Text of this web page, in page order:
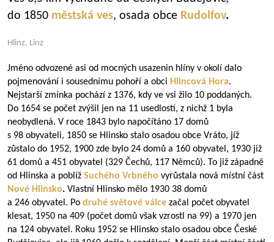
do 1850 městská ves, osada obce Rudolfov.
Hlinz, Linz
Jméno odvozené asi od mocných usazenin hlíny v okolí dalo
pojmenování i sousednímu pohoří a obci Hlincová Hora.
Nejstarší zmínka pochází z 1376, kdy ve vsi žilo 10 poddaných.
Do 1654 se počet zvýšil jen na 11 usedlostí, z nichž 1 byla
neobydlená. V roce 1843 bylo napočítáno 17 domů
s 98 obyvateli, 1850 se Hlinsko stalo osadou obce Vráto, jíž
zůstalo do 1952, 1900 zde bylo 24 domů a 160 obyvatel, 1930 již
61 domů a 451 obyvatel (329 Čechů, 117 Němců). To již západně
od Hlinska a poblíž Suchého Vrbného vyrůstala nová místní část
Nové Hlinsko. Vlastní Hlinsko mělo 1930 38 domů
a 246 obyvatel. Po druhé světové válce začal počet obyvatel
klesat, 1950 na 409 (počet domů však vzrostl na 99) a 1970 jen
na 124 obyvatel. Roku 1952 se Hlinsko stalo osadou obce České